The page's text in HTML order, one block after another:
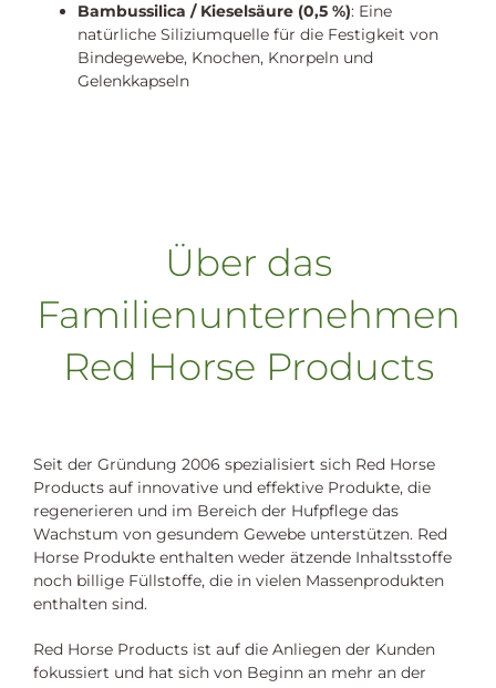
Bambussilica / Kieselsäure (0,5 %): Eine
natürliche Siliziumquelle für die Festigkeit von
Bindegewebe, Knochen, Knorpeln und
Gelenkkapseln
Über das
Familienunternehmen
Red Horse Products
Seit der Gründung 2006 spezialisiert sich Red Horse
Products auf innovative und effektive Produkte, die
regenerieren und im Bereich der Hufpflege das
Wachstum von gesundem Gewebe unterstützen. Red
Horse Produkte enthalten weder ätzende Inhaltsstoffe
noch billige Füllstoffe, die in vielen Massenprodukten
enthalten sind.
Red Horse Products ist auf die Anliegen der Kunden
fokussiert und hat sich von Beginn an mehr an der